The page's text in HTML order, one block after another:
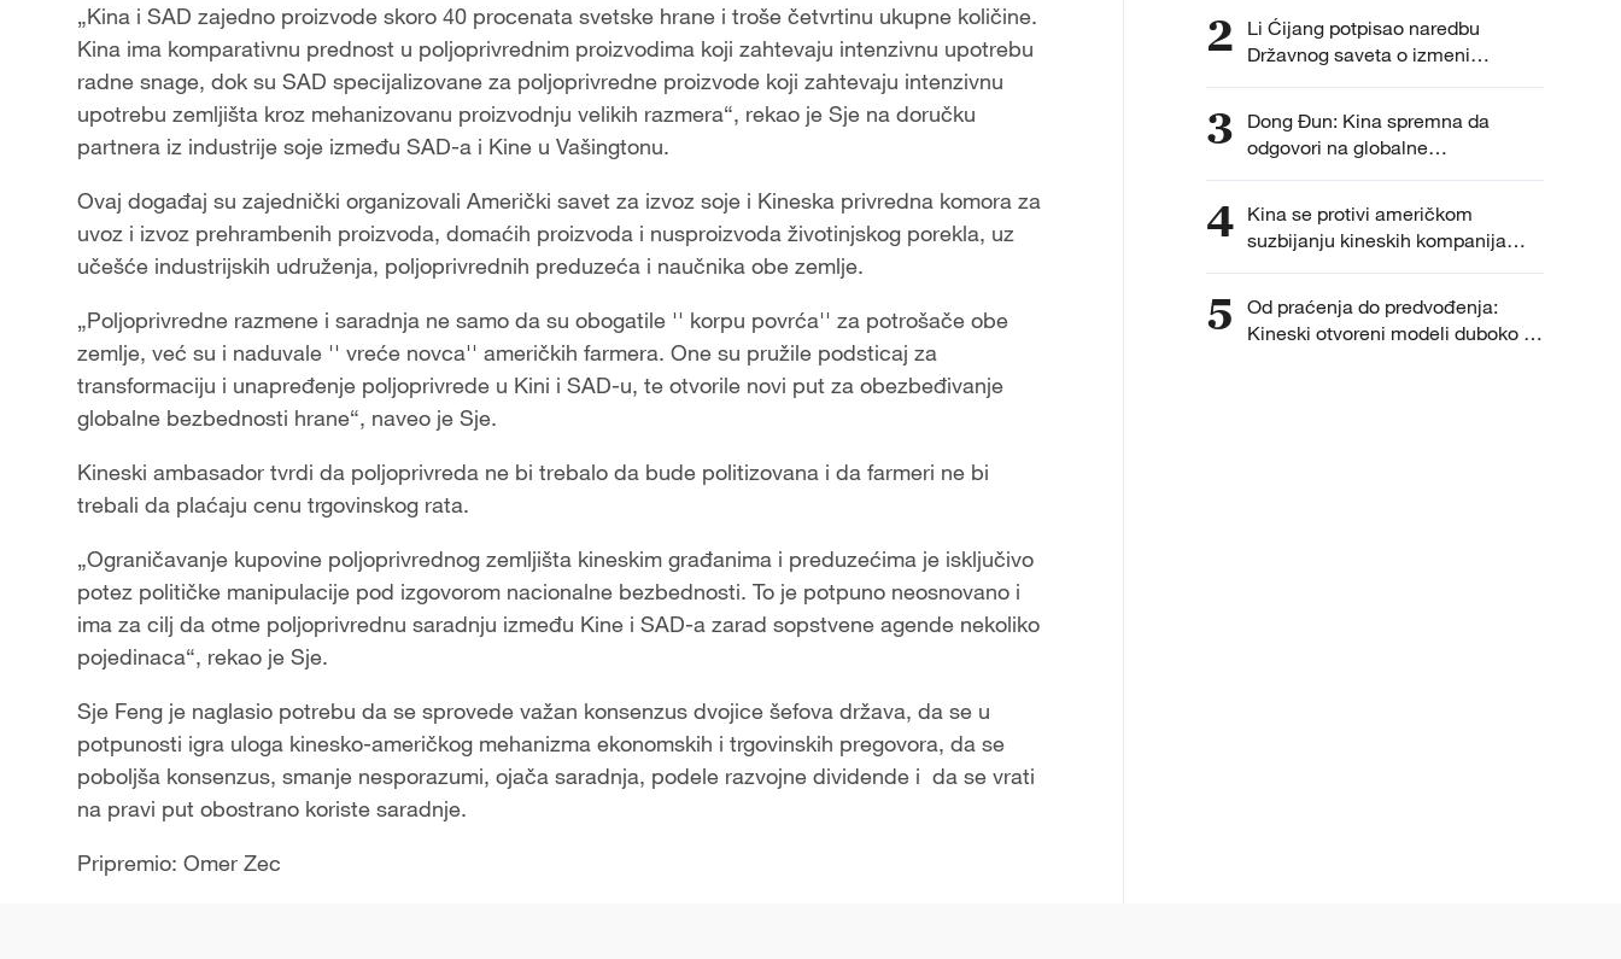
„Kina i SAD zajedno proizvode skoro 40 procenata svetske hrane i troše četvrtinu ukupne količine.
Kina ima komparativnu prednost u poljoprivrednim proizvodima koji zahtevaju intenzivnu upotrebu
radne snage, dok su SAD specijalizovane za poljoprivredne proizvode koji zahtevaju intenzivnu
upotrebu zemljišta kroz mehanizovanu proizvodnju velikih razmera“, rekao je Sje na doručku
partnera iz industrije soje između SAD-a i Kine u Vašingtonu.
Ovaj događaj su zajednički organizovali Američki savet za izvoz soje i Kineska privredna komora za
uvoz i izvoz prehrambenih proizvoda, domaćih proizvoda i nusproizvoda životinjskog porekla, uz
učešće industrijskih udruženja, poljoprivrednih preduzeća i naučnika obe zemlje.
„Poljoprivredne razmene i saradnja ne samo da su obogatile '' korpu povrća'' za potrošače obe
zemlje, već su i naduvale '' vreće novca'' američkih farmera. One su pružile podsticaj za
transformaciju i unapređenje poljoprivrede u Kini i SAD-u, te otvorile novi put za obezbeđivanje
globalne bezbednosti hrane“, naveo je Sje.
Kineski ambasador tvrdi da poljoprivreda ne bi trebalo da bude politizovana i da farmeri ne bi
trebali da plaćaju cenu trgovinskog rata.
„Ograničavanje kupovine poljoprivrednog zemljišta kineskim građanima i preduzećima je isključivo
potez političke manipulacije pod izgovorom nacionalne bezbednosti. To je potpuno neosnovano i
ima za cilj da otme poljoprivrednu saradnju između Kine i SAD-a zarad sopstvene agende nekoliko
pojedinaca“, rekao je Sje.
Sje Feng je naglasio potrebu da se sprovede važan konsenzus dvojice šefova država, da se u
potpunosti igra uloga kinesko-američkog mehanizma ekonomskih i trgovinskih pregovora, da se
poboljša konsenzus, smanje nesporazumi, ojača saradnja, podele razvojne dividende i da se vrati
na pravi put obostrano koriste saradnje.
Pripremio: Omer Zec
2
Li Ćijang potpisao naredbu
Državnog saveta o izmeni
„Propisa o zaštiti dizajna
3
Dong Đun: Kina spremna da
odgovori na globalne
bezbednosne izazove
4 Kina se protivi američkom
suzbijanju kineskih kompanija
zbog takozvanog „sprečavanja
5
Od praćenja do predvođenja:
Kineski otvoreni modeli duboko se